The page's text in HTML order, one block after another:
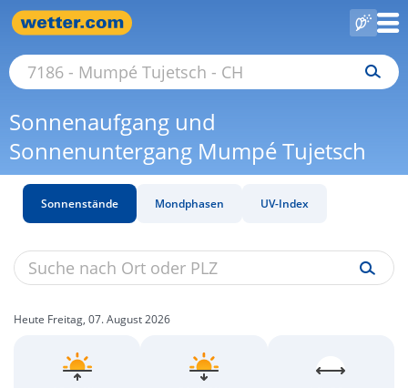
Sonnenaufgang und
Sonnenuntergang Mumpé Tujetsch
Sonnenstände Mondphasen UV-Index
Heute Freitag, 07. August 2026